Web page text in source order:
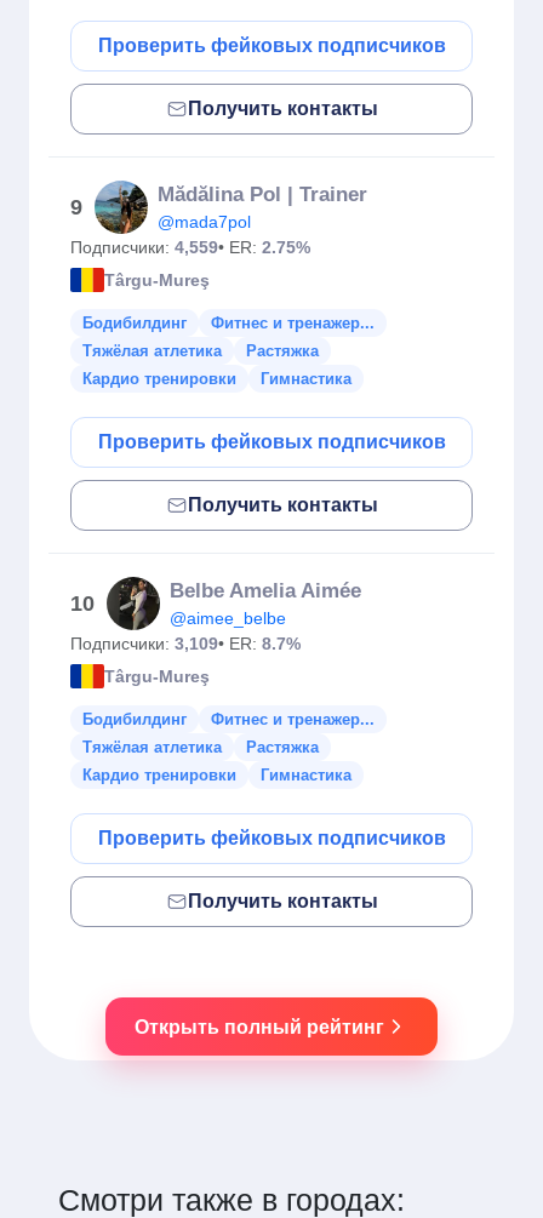
Проверить фейковых подписчиков
Получить контакты
9
Mădălina Pol | Trainer
@mada7pol
Подписчики: 4,559• ER: 2.75%
Târgu-Mureş
Бодибилдинг
Фитнес и тренажер...
Тяжёлая атлетика
Растяжка
Кардио тренировки
Гимнастика
Проверить фейковых подписчиков
Получить контакты
10
Belbe Amelia Aimée
@aimee_belbe
Подписчики: 3,109• ER: 8.7%
Târgu-Mureş
Бодибилдинг
Фитнес и тренажер...
Тяжёлая атлетика
Растяжка
Кардио тренировки
Гимнастика
Проверить фейковых подписчиков
Получить контакты
Открыть полный рейтинг
Смотри также в городах: